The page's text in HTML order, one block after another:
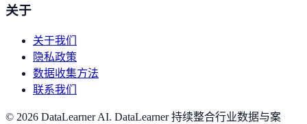
关于
关于我们
隐私政策
数据收集方法
联系我们
© 2026 DataLearner AI. DataLearner 持续整合行业数据与案